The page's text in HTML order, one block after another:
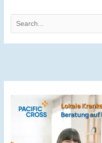
Suchen
nach: